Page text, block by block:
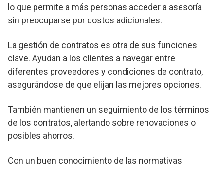
lo que permite a más personas acceder a asesoría
sin preocuparse por costos adicionales.
La gestión de contratos es otra de sus funciones
clave. Ayudan a los clientes a navegar entre
diferentes proveedores y condiciones de contrato,
asegurándose de que elijan las mejores opciones.
También mantienen un seguimiento de los términos
de los contratos, alertando sobre renovaciones o
posibles ahorros.
Con un buen conocimiento de las normativas